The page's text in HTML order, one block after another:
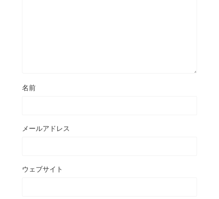
名前
メールアドレス
ウェブサイト